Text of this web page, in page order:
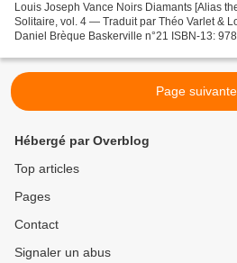
Louis Joseph Vance Noirs Diamants [Alias
Solitaire, vol. 4 — Traduit par Théo Varlet &
Daniel Brèque Baskerville n°21 ISBN-13:
Page
Hébergé par Overblog
Top articles
Pages
Contact
Signaler un abus